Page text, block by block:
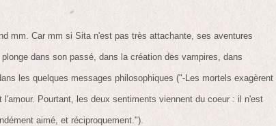
mm. Car mm si Sita n'est pas très attachante, ses aventures
dans son passé, dans la création des vampires, dans
les quelques messages philosophiques ("-Les mortels exagèrent
l'amour. Pourtant, les deux sentiments viennent du coeur : il n'est
aimé, et réciproquement.").